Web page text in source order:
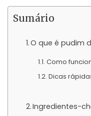
Sumário
O que é pudim
Como
Dicas
Ingredientes-